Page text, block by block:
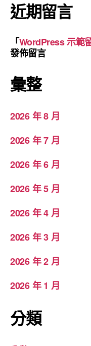
近期留言
「WordPress 示範
發佈留言
彙整
2026 年 8 月
2026 年 7 月
2026 年 6 月
2026 年 5 月
2026 年 4 月
2026 年 3 月
2026 年 2 月
2026 年 1 月
分類